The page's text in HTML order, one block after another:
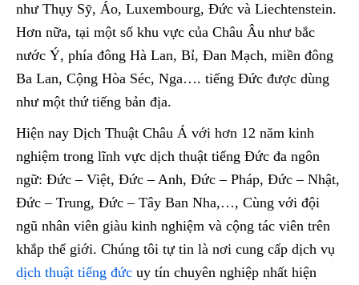
như Thụy Sỹ, Áo, Luxembourg, Đức và Liechtenstein.
Hơn nữa, tại một số khu vực của Châu Âu như bắc
nước Ý, phía đông Hà Lan, Bỉ, Đan Mạch, miền đông
Ba Lan, Cộng Hòa Séc, Nga…. tiếng Đức được dùng
như một thứ tiếng bản địa.
Hiện nay Dịch Thuật Châu Á với hơn 12 năm kinh
nghiệm trong lĩnh vực dịch thuật tiếng Đức đa ngôn
ngữ: Đức – Việt, Đức – Anh, Đức – Pháp, Đức – Nhật,
Đức – Trung, Đức – Tây Ban Nha,…, Cùng với đội
ngũ nhân viên giàu kinh nghiệm và cộng tác viên trên
khắp thế giới. Chúng tôi tự tin là nơi cung cấp dịch vụ
dịch thuật tiếng đức uy tín chuyên nghiệp nhất hiện